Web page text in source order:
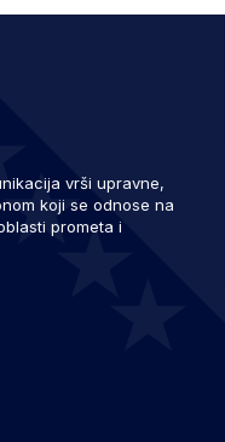
vrši upravne,
koji se odnose na
prometa i